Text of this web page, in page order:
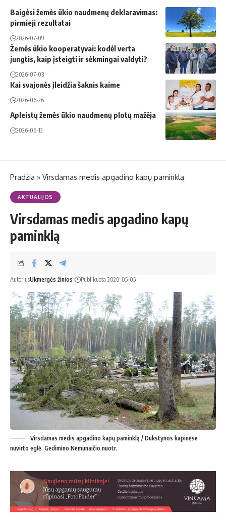
Baigėsi žemės ūkio naudmenų deklaravimas:
pirmieji rezultatai
2026-07-09
Žemės ūkio kooperatyvai: kodėl verta
jungtis, kaip įsteigti ir sėkmingai valdyti?
2026-07-03
Kai svajonės įleidžia šaknis kaime
2026-06-26
Apleistų žemės ūkio naudmenų plotų mažėja
2026-06-12
Pradžia » Virsdamas medis apgadino kapų paminklą
AKTUALIJOS
Virsdamas medis apgadino kapų
paminklą
AutoriusUkmergės žinios Publikuota 2020-05-05
Virsdamas medis apgadino kapų paminklą / Dukstynos kapinėse
nuvirto eglė. Gedimino Nemunaičio nuotr.